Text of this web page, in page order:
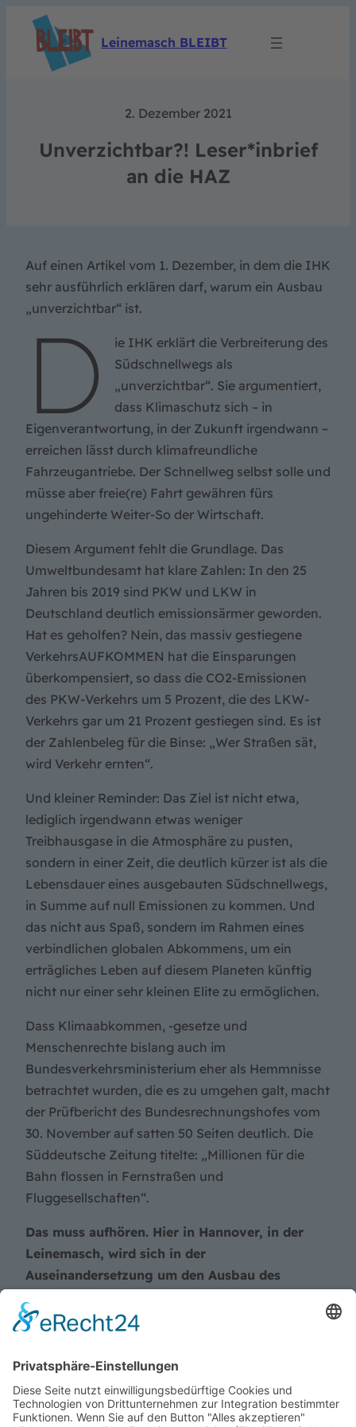
Leinemasch BLEIBT
2. Dezember 2021
Unverzichtbar?! Leser*inbrief
an die HAZ
Auf einen Artikel vom 1. Dezember, in dem die IHK
sehr ausführlich erklären darf, warum ein Ausbau
„unverzichtbar“ ist.
D
ie IHK erklärt die Verbreiterung des
Südschnellwegs als
„unverzichtbar“. Sie argumentiert,
dass Klimaschutz sich – in
Eigenverantwortung, in der Zukunft irgendwann –
erreichen lässt durch klimafreundliche
Fahrzeugantriebe. Der Schnellweg selbst solle und
müsse aber freie(re) Fahrt gewähren fürs
ungehinderte Weiter-So der Wirtschaft.
Diesem Argument fehlt die Grundlage. Das
Umweltbundesamt hat klare Zahlen: In den 25
Jahren bis 2019 sind PKW und LKW in
Deutschland deutlich emissionsärmer geworden.
Hat es geholfen? Nein, das massiv gestiegene
VerkehrsAUFKOMMEN hat die Einsparungen
überkompensiert, so dass die CO2-Emissionen
des PKW-Verkehrs um 5 Prozent, die des LKW-
Verkehrs gar um 21 Prozent gestiegen sind. Es ist
der Zahlenbeleg für die Binse: „Wer Straßen sät,
wird Verkehr ernten“.
Und kleiner Reminder: Das Ziel ist nicht etwa,
lediglich irgendwann etwas weniger
Treibhausgase in die Atmosphäre zu pusten,
sondern in einer Zeit, die deutlich kürzer ist als die
Lebensdauer eines ausgebauten Südschnellwegs,
in Summe auf null Emissionen zu kommen. Und
das nicht aus Spaß, sondern im Rahmen eines
verbindlichen globalen Abkommens, um ein
erträgliches Leben auf diesem Planeten künftig
nicht nur einer sehr kleinen Elite zu ermöglichen.
Dass Klimaabkommen, -gesetze und
Menschenrechte bislang auch im
Bundesverkehrsministerium eher als Hemmnisse
betrachtet wurden, die es zu umgehen galt, macht
der Prüfbericht des Bundesrechnungshofes vom
30. November auf satten 50 Seiten deutlich. Die
Süddeutsche Zeitung titelte: „Millionen für die
Bahn flossen in Fernstraßen und
Fluggesellschaften“.
Das muss aufhören. Hier in Hannover, in der
Leinemasch, wird sich in der
Auseinandersetzung um den Ausbau des
Lage begriffen haben